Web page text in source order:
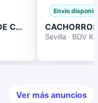
CANE CORSO CACHORROS DE CALIDAD
Envío
Sevilla · BDV
Ver más anuncios